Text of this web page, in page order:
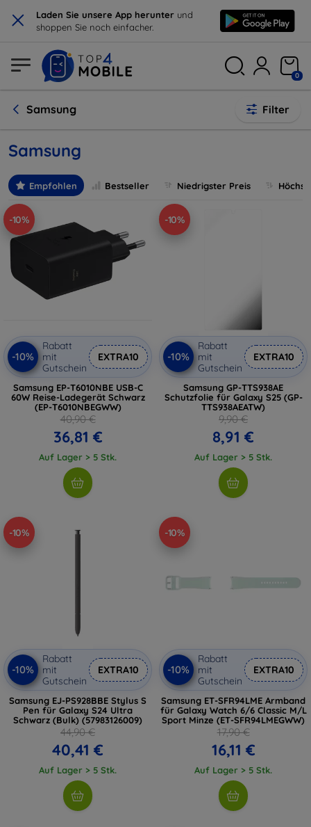
× Laden Sie unsere App herunter und
shoppen Sie noch einfacher.
0
Samsung Filter
Samsung
Empfohlen Bestseller Niedrigster Preis
-10%
-10%
Rabatt
mit
Gutschein
EXTRA10
Samsung EP-T6010NBE USB-C
60W Reise-Ladegerät Schwarz
(EP-T6010NBEGWW)
40,90 €
36,81 €
Auf Lager > 5 Stk.
-10%
-10%
Rabatt
mit
Gutschein
EXTRA10
Samsung GP-TTS938AE
Schutzfolie für Galaxy S25 (GP-
TTS938AEATW)
9,90 €
8,91 €
Auf Lager > 5 Stk.
-10%
-10%
Rabatt
mit
Gutschein
EXTRA10
Samsung EJ-PS928BBE Stylus S
Pen für Galaxy S24 Ultra
Schwarz (Bulk) (57983126009)
44,90 €
40,41 €
Auf Lager > 5 Stk.
-10%
-10%
Rabatt
mit
Gutschein
EXTRA10
Samsung ET-SFR94LME Armband
für Galaxy Watch 6/6 Classic M/L
Sport Minze (ET-SFR94LMEGWW)
17,90 €
16,11 €
Auf Lager > 5 Stk.